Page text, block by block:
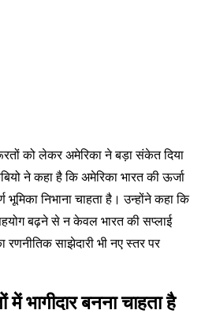
को लेकर अमेरिका ने बड़ा संकेत दिया
ने कहा है कि अमेरिका भारत की ऊर्जा
भूमिका निभाना चाहता है। उन्होंने कहा कि
बढ़ने से न केवल भारत की सप्लाई
रणनीतिक साझेदारी भी नए स्तर पर
भागीदार बनना चाहता है